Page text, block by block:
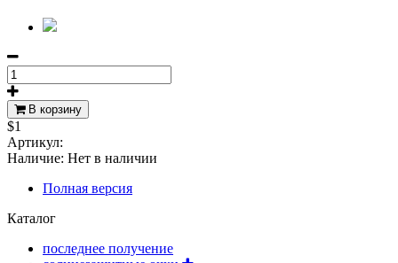
В корзину
$1
Артикул:
Наличие: Нет в наличии
Полная версия
Каталог
последнее получение